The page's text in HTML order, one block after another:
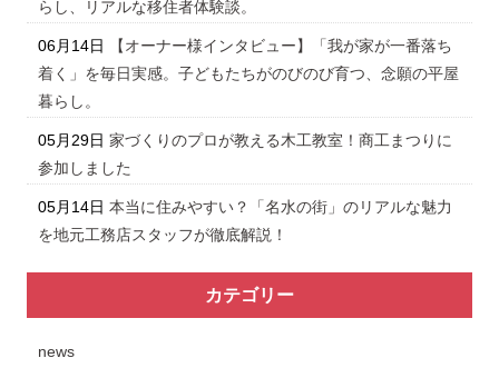
らし、リアルな移住者体験談。
06月14日
【オーナー様インタビュー】「我が家が一番落ち
着く」を毎日実感。子どもたちがのびのび育つ、念願の平屋
暮らし。
05月29日 家づくりのプロが教える木工教室！商工まつりに
参加しました
05月14日 本当に住みやすい？「名水の街」のリアルな魅力
を地元工務店スタッフが徹底解説！
カテゴリー
news